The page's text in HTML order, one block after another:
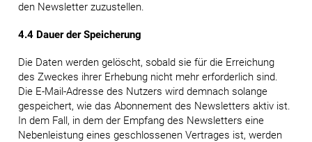
den Newsletter zuzustellen.
4.4 Dauer der Speicherung
Die Daten werden gelöscht, sobald sie für die Erreichung
des Zweckes ihrer Erhebung nicht mehr erforderlich sind.
Die E-Mail-Adresse des Nutzers wird demnach solange
gespeichert, wie das Abonnement des Newsletters aktiv ist.
In dem Fall, in dem der Empfang des Newsletters eine
Nebenleistung eines geschlossenen Vertrages ist, werden